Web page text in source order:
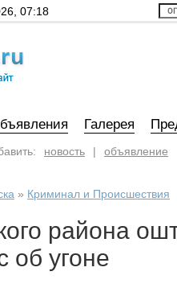
07:18
Галерея
новость | объявление
» Криминал и Происшествия
района
об угоне